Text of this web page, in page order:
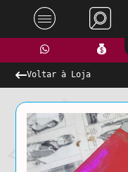
Voltar à Loja